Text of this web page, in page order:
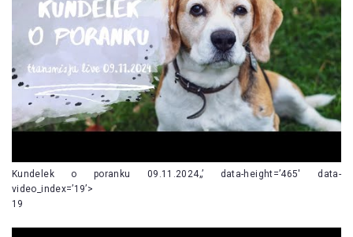
Kundelek o poranku 09.11.2024„’ data-height=’465′ data-
video_index=’19’>
19